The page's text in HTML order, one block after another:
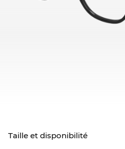
Taille et disponibilité